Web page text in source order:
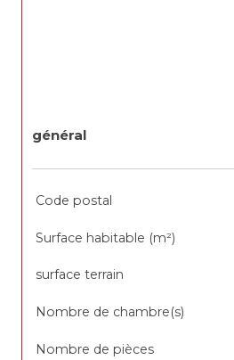
général
TRAD_SIROCCO_Caracteristique
Code postal
Surface habitable (m²)
surface terrain
Nombre de chambre(s)
Nombre de pièces